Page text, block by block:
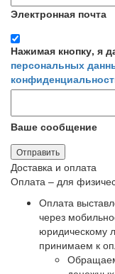
Электронная почта
Нажимая кнопку, я
персональных
Ваше сообщение
Отправить
Доставка и оплата
Оплата – для
Оплата
через
юридическому
принимаем к